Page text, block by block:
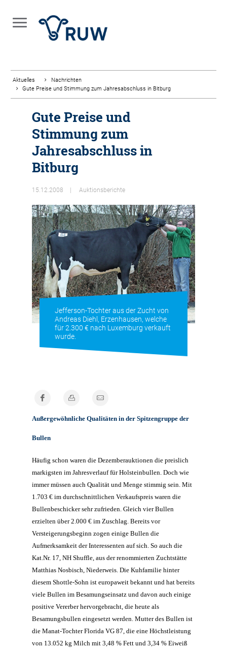
Aktuelles
Nachrichten
Gute Preise und Stimmung zum Jahresabschluss in Bitburg
Gute Preise und
Stimmung zum
Jahresabschluss in
Bitburg
15.12.2008 Auktionsberichte
Jefferson-Tochter aus der Zucht von
Andreas Diehl, Erzenhausen, welche
für 2.300 € nach Luxemburg verkauft
wurde.
Außergewöhnliche Qualitäten in der Spitzengruppe der
Bullen
Häufig schon waren die Dezemberauktionen die preislich
markigsten im Jahresverlauf für Holsteinbullen. Doch wie
immer müssen auch Qualität und Menge stimmig sein. Mit
1.703 € im durchschnittlichen Verkaufspreis waren die
Bullenbeschicker sehr zufrieden. Gleich vier Bullen
erzielten über 2.000 € im Zuschlag. Bereits vor
Versteigerungsbeginn zogen einige Bullen die
Aufmerksamkeit der Interessenten auf sich. So auch die
Kat.Nr. 17, NH Shuffle, aus der renommierten Zuchtstätte
Matthias Nosbisch, Niederweis. Die Kuhfamilie hinter
diesem Shottle-Sohn ist europaweit bekannt und hat bereits
viele Bullen im Besamungseinsatz und davon auch einige
positive Vererber hervorgebracht, die heute als
Besamungsbullen eingesetzt werden. Mutter des Bullen ist
die Manat-Tochter Florida VG 87, die eine Höchstleistung
von 13.052 kg Milch mit 3,48 % Fett und 3,34 % Eiweiß